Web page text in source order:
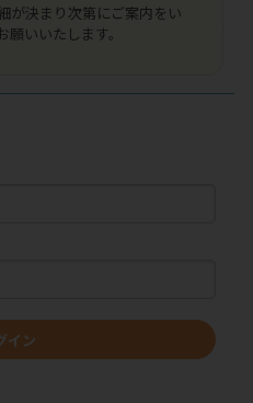
が決まり次第にご案内をい
いいたします。
イン